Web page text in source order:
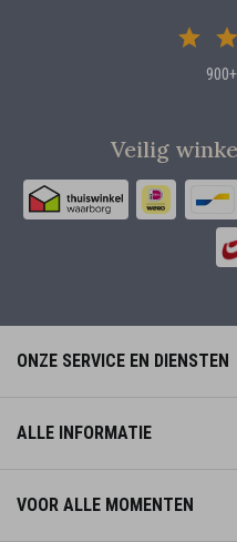
Veilig
ONZE SERVICE EN DIENSTEN
ALLE INFORMATIE
VOOR ALLE MOMENTEN